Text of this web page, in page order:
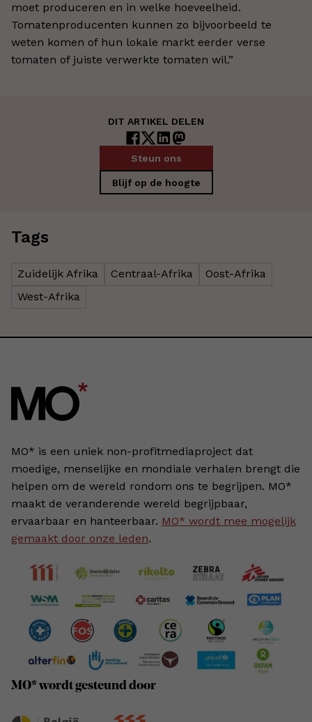
moet produceren en in welke hoeveelheid.
Tomatenproducenten kunnen zo bijvoorbeeld te
weten komen of hun lokale markt eerder verse
tomaten of juiste verwerkte tomaten wil.”
DIT ARTIKEL DELEN
Steun ons
Blijf op de hoogte
Tags
Zuidelijk Afrika Centraal-Afrika
Oost-Afrika
West-Afrika
MO* is een uniek non-profitmediaproject dat
moedige, menselijke en mondiale verhalen brengt die
helpen om de wereld rondom ons te begrijpen. MO*
maakt de veranderende wereld begrijpbaar,
ervaarbaar en hanteerbaar. MO* wordt mee mogelijk
gemaakt door onze leden.
MO* wordt gesteund door